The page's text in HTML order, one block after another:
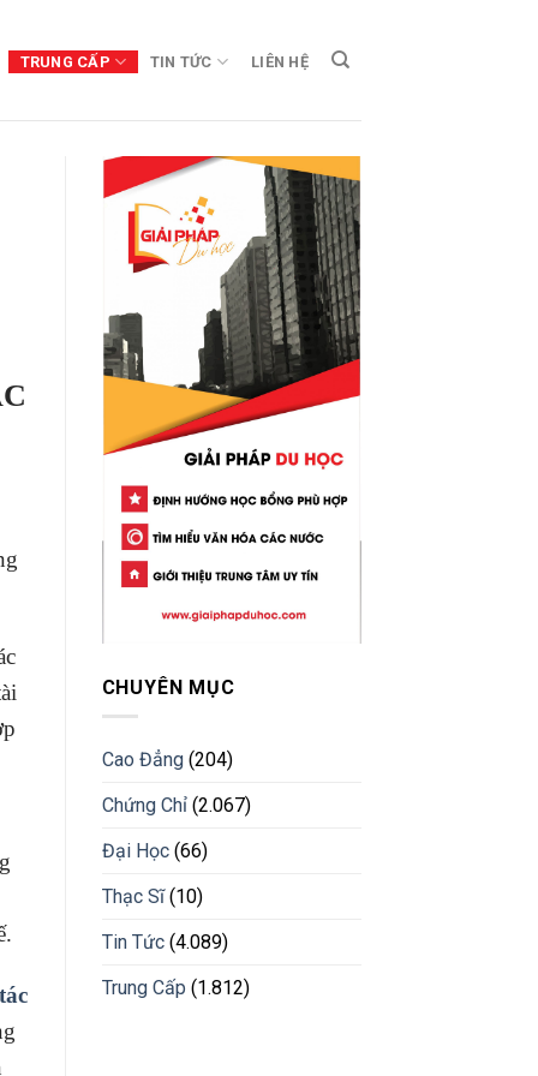
TRUNG CẤP TIN TỨC LIÊN HỆ
CHUYÊN MỤC
Cao Đẳng(204)
Chứng Chỉ(2.067)
Đại Học(66)
Thạc Sĩ(10)
Tin Tức(4.089)
Trung Cấp (1.812)